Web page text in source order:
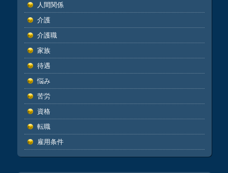
人間関係
介護
介護職
家族
待遇
悩み
苦労
資格
転職
雇用条件